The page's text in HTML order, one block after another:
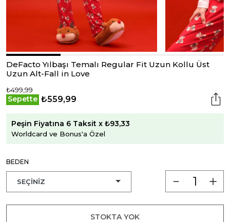
DeFacto Yılbaşı Temalı Regular Fit Uzun Kollu Üst
Uzun Alt-Fall in Love
₺499,99
Sepette ₺559,99
Peşin Fiyatına 6 Taksit x ₺93,33
Worldcard ve Bonus'a Özel
BEDEN
STOKTA YOK